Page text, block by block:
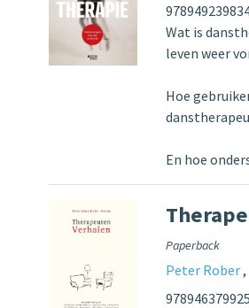
Wat is
leven weer
Hoe
En hoe
Paperback
Peter Rober